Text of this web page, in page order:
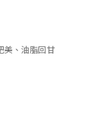
美、油脂回甘